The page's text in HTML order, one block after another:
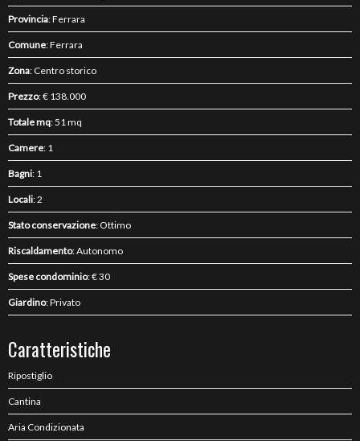
Provincia: Ferrara
Comune: Ferrara
Zona: Centro storico
Prezzo: € 138.000
Totale mq: 51 mq
Camere: 1
Bagni: 1
Locali: 2
Stato conservazione: Ottimo
Riscaldamento: Autonomo
Spese condominio: € 30
Giardino: Privato
Caratteristiche
Ripostiglio
Cantina
Aria Condizionata